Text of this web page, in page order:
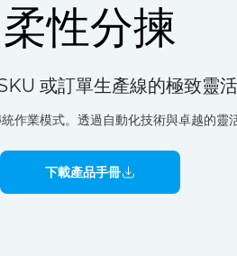
柔性分揀
或訂單生產線的極致靈
作業模式。透過自動化技術與卓越的靈
下載產品手冊